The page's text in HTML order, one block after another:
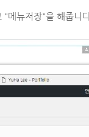
"메뉴저장"을 해줍니